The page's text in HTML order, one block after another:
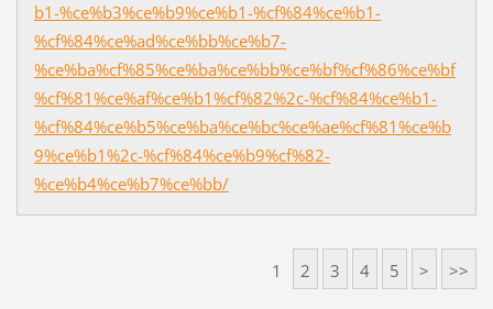
b1-%ce%b3%ce%b9%ce%b1-%cf%84%ce%b1-
%cf%84%ce%ad%ce%bb%ce%b7-
%ce%ba%cf%85%ce%ba%ce%bb%ce%bf%cf%86%ce%bf
%cf%81%ce%af%ce%b1%cf%82%2c-%cf%84%ce%b1-
%cf%84%ce%b5%ce%ba%ce%bc%ce%ae%cf%81%ce%b
9%ce%b1%2c-%cf%84%ce%b9%cf%82-
%ce%b4%ce%b7%ce%bb/
1 2 3 4 5 > >>